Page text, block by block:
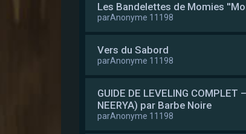
Les Bandelettes de Momies
parAnonyme 11198
Vers du Sabord
parAnonyme 11198
GUIDE DE LEVELING COMPLET
NEERYA) par Barbe Noire
parAnonyme 11198